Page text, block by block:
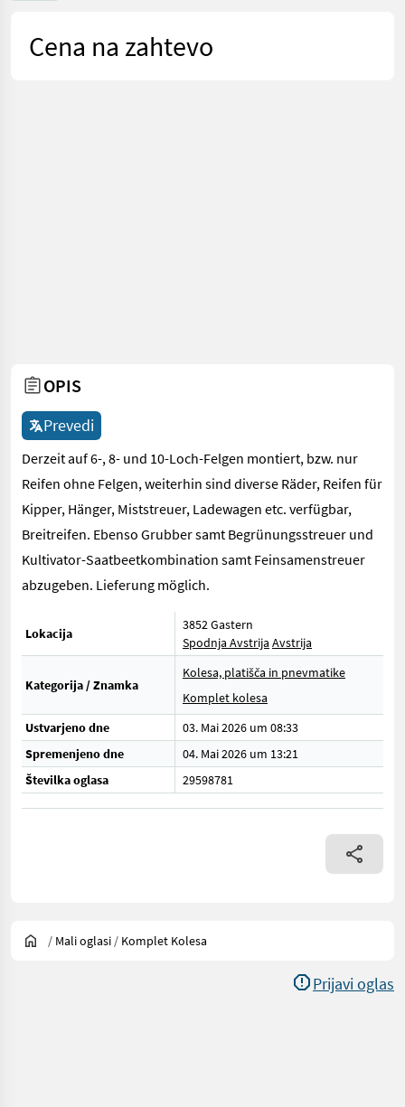
Cena na zahtevo
OPIS
Prevedi
Derzeit auf 6-, 8- und 10-Loch-Felgen montiert, bzw. nur
Reifen ohne Felgen, weiterhin sind diverse Räder, Reifen für
Kipper, Hänger, Miststreuer, Ladewagen etc. verfügbar,
Breitreifen. Ebenso Grubber samt Begrünungsstreuer und
Kultivator-Saatbeetkombination samt Feinsamenstreuer
abzugeben. Lieferung möglich.
Lokacija
3852 Gastern
Spodnja Avstrija Avstrija
Kategorija / Znamka
Kolesa, platišča in pnevmatike
Komplet kolesa
Ustvarjeno dne
03. Mai 2026 um 08:33
Spremenjeno dne
04. Mai 2026 um 13:21
Številka oglasa
29598781
/ Mali oglasi / Komplet Kolesa
Prijavi oglas